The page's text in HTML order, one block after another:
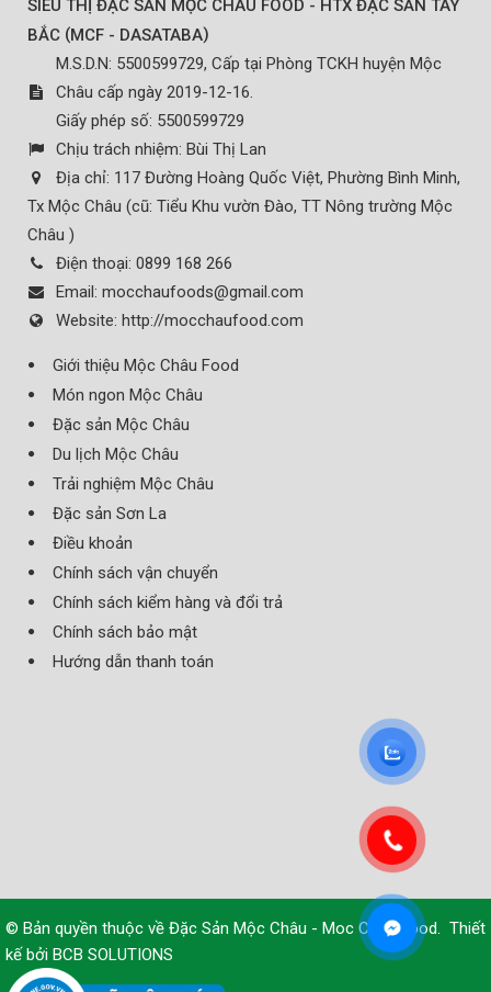
SIÊU THỊ ĐẶC SẢN MỘC CHÂU FOOD - HTX ĐẶC SẢN TÂY
BẮC (MCF - DASATABA)
M.S.D.N: 5500599729, Cấp tại Phòng TCKH huyện Mộc
Châu cấp ngày 2019-12-16.
Giấy phép số: 5500599729
Chịu trách nhiệm: Bùi Thị Lan
Địa chỉ: 117 Đường Hoàng Quốc Việt, Phường Bình Minh,
Tx Mộc Châu (cũ: Tiểu Khu vườn Đào, TT Nông trường Mộc
Châu )
Điện thoại: 0899 168 266
Email: mocchaufoods@gmail.com
Website: http://mocchaufood.com
Giới thiệu Mộc Châu Food
Món ngon Mộc Châu
Đặc sản Mộc Châu
Du lịch Mộc Châu
Trải nghiệm Mộc Châu
Đặc sản Sơn La
Điều khoản
Chính sách vận chuyển
Chính sách kiểm hàng và đổi trả
Chính sách bảo mật
Hướng dẫn thanh toán
© Bản quyền thuộc về Đặc Sản Mộc Châu - Moc Chau Food. Thiết
kế bởi BCB SOLUTIONS